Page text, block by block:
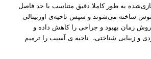
به ­طور کاملا دقیق متناسب با حد فاصل
ساخته می­‌شوند و سپس ناحیه‌ی اوربیتالی
روش زمان بهبود و جراحی را کاهش داده و
و زیبایی شناختی، ناحیه­ ی آسیب را ترمیم